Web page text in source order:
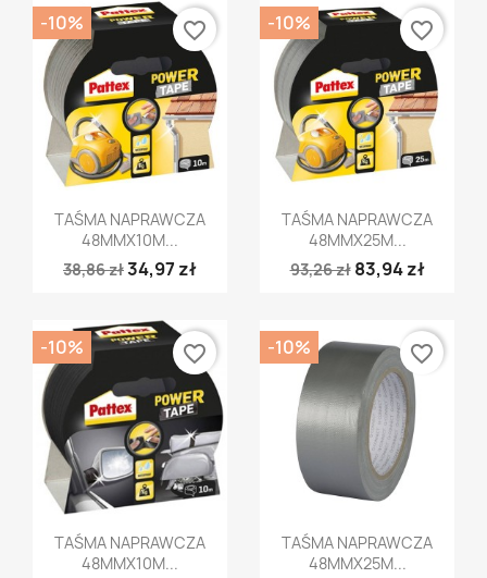
Szybki podgląd
TAŚMA NAPRAWCZA
48MMX10M...
38,86 zł34,97 zł
-10% favorite_border
Szybki podgląd
TAŚMA NAPRAWCZA
48MMX25M...
93,26 zł 83,94 zł
-10% favorite_border
Szybki podgląd
TAŚMA NAPRAWCZA
48MMX10M...
-10% favorite_border
Szybki podgląd
TAŚMA NAPRAWCZA
48MMX25M...
-10% favorite_border